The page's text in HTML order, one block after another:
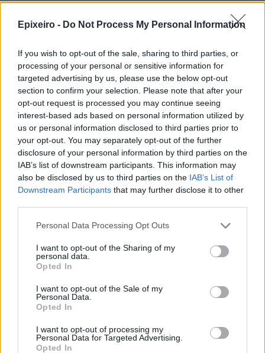
Epixeiro - Do Not Process My Personal Information
If you wish to opt-out of the sale, sharing to third parties, or
processing of your personal or sensitive information for
targeted advertising by us, please use the below opt-out
section to confirm your selection. Please note that after your
opt-out request is processed you may continue seeing
interest-based ads based on personal information utilized by
us or personal information disclosed to third parties prior to
your opt-out. You may separately opt-out of the further
disclosure of your personal information by third parties on the
IAB’s list of downstream participants. This information may
also be disclosed by us to third parties on the IAB’s List of
Downstream Participants that may further disclose it to other
Personal Data Processing Opt Outs
I want to opt-out of the Sharing of my
personal data.
Opted In
I want to opt-out of the Sale of my
Personal Data.
Opted In
I want to opt-out of processing my
Personal Data for Targeted Advertising.
Opted In
Η ERGO επιβράβευσε και φέτος
της Δικτύου διοργανώνοντας
ταξίδια στην Πράγα και το
Καρπενήσι
30/07/26|16:46
Olympic Yacht Show 2026: Η
«αφρόκρεμα» του ελληνικού
yachting δίνει ραντεβού στο
Λαύριο, το τετραήμερο 15-18
Οκτωβρίου 2026
30/07/26| 16:34
ENTERPRISE GREECE και
ΣΕΠΕΕ ένωσαν δυνάμεις για την
προώθηση των εξαγωγών
ένδυσης – κλωστοϋφαντουργίας
30/07/26|13:16
ψηφιακή υγεία ανοίγει τις πύλες
της στο Βερολίνο από τις 26 έως
29/07/26|15:21